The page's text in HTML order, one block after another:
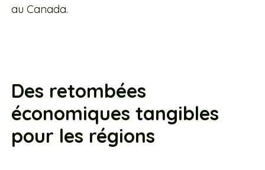
au Canada.
Des retombées
économiques tangibles
pour les régions